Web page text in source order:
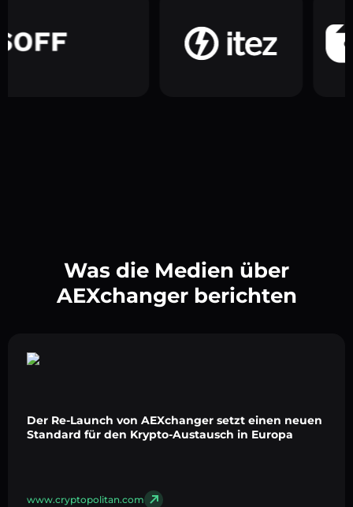
Was die Medien über
AEXchanger berichten
Der Re-Launch von AEXchanger setzt einen neuen
Standard für den Krypto-Austausch in Europa
www.cryptopolitan.com